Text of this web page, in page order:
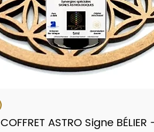
COFFRET ASTRO Signe